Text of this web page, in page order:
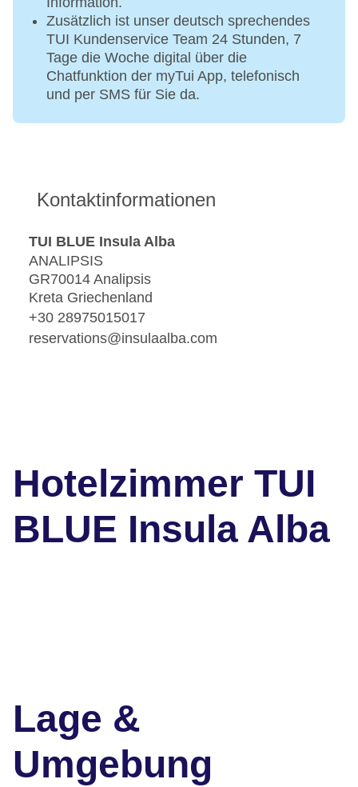
Zusätzlich ist unser deutsch sprechendes
TUI Kundenservice Team 24 Stunden, 7
Tage die Woche digital über die
Chatfunktion der myTui App, telefonisch
und per SMS für Sie da.
Kontaktinformationen
TUI BLUE Insula Alba
ANALIPSIS
GR70014 Analipsis
Kreta Griechenland
+30 28975015017
reservations@insulaalba.com
Hotelzimmer TUI
BLUE Insula Alba
Lage &
Umgebung